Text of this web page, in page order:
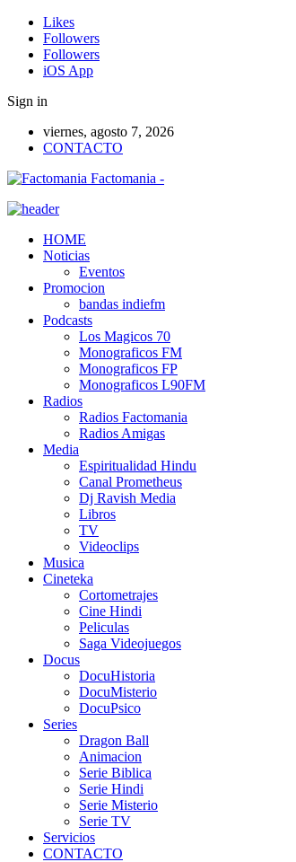
Likes
Followers
Followers
iOS App
Sign in
viernes, agosto 7, 2026
CONTACTO
Factomania -
HOME
Noticias
Eventos
Promocion
bandas indiefm
Podcasts
Los Magicos 70
Monograficos FM
Monograficos FP
Monograficos L90FM
Radios
Radios Factomania
Radios Amigas
Media
Espiritualidad Hindu
Canal Prometheus
Dj Ravish Media
Libros
TV
Videoclips
Musica
Cineteka
Cortometrajes
Cine Hindi
Peliculas
Saga Videojuegos
Docus
DocuHistoria
DocuMisterio
DocuPsico
Series
Dragon Ball
Animacion
Serie Biblica
Serie Hindi
Serie Misterio
Serie TV
Servicios
CONTACTO